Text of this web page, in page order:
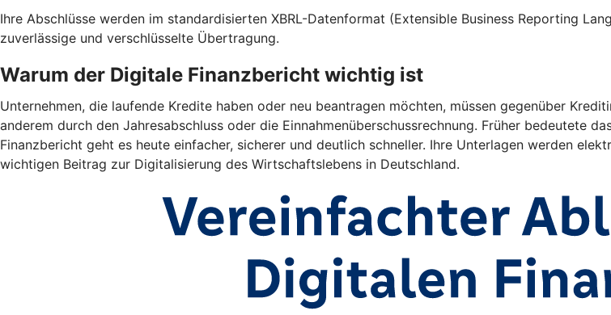
Ihre Abschlüsse werden im standardisierten XBRL-Datenformat (Extensible Business Reporting
zuverlässige und verschlüsselte Übertragung.
Warum der Digitale Finanzbericht wichtig ist
Unternehmen, die laufende Kredite haben oder neu beantragen möchten, müssen gegenüber
anderem durch den Jahresabschluss oder die Einnahmenüberschussrechnung. Früher bedeutete
Finanzbericht geht es heute einfacher, sicherer und deutlich schneller. Ihre Unterlagen werden
wichtigen Beitrag zur Digitalisierung des Wirtschaftslebens in Deutschland.